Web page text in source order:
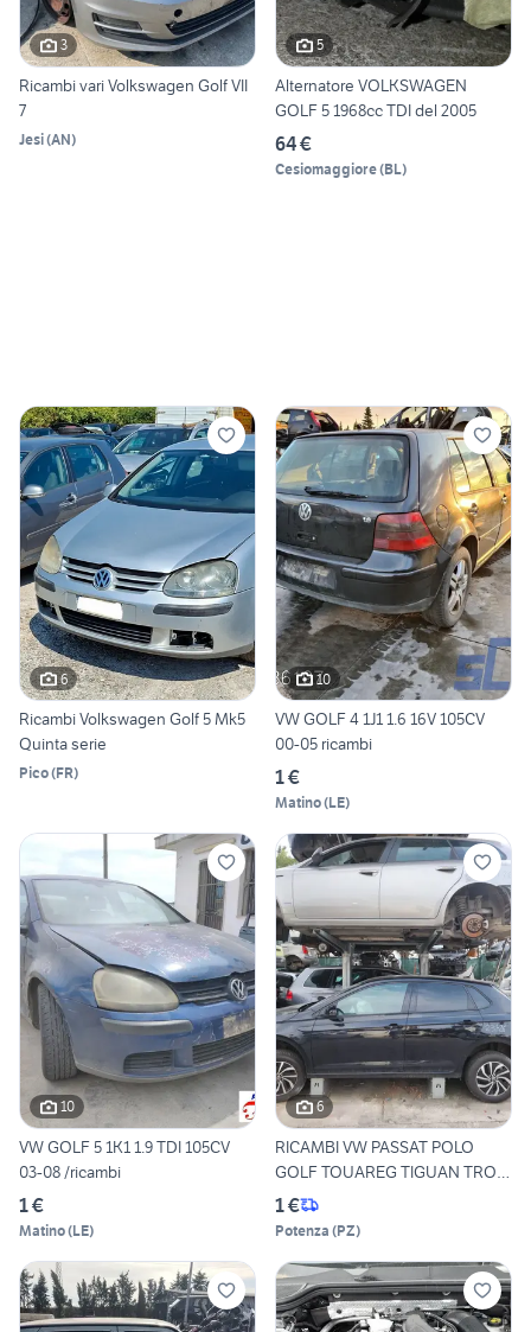
3
Ricambi vari Volkswagen Golf VII
7
Jesi(AN)
5
Alternatore VOLKSWAGEN
GOLF 5 1968cc TDI del 2005
64 €
Cesiomaggiore(BL)
6
Ricambi Volkswagen Golf 5 Mk5
Quinta serie
Pico(FR)
10
VW GOLF 4 1J1 1.6 16V 105CV
00-05 ricambi
1 €
Matino(LE)
10
VW GOLF 5 1K1 1.9 TDI 105CV
03-08 /ricambi
1 €
Matino(LE)
6
RICAMBI VW PASSAT POLO
GOLF TOUAREG TIGUAN TROC
UP
1 €
Potenza (PZ)